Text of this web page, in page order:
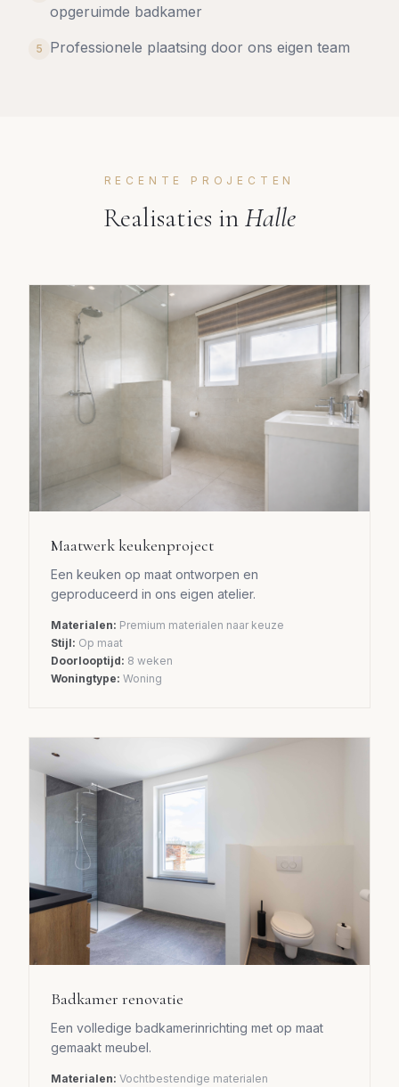
opgeruimde badkamer
5 Professionele plaatsing door ons eigen team
RECENTE PROJECTEN
Realisaties inHalle
Maatwerk keukenproject
Een keuken op maat ontworpen en
geproduceerd in ons eigen atelier.
Materialen: Premium materialen naar keuze
Stijl: Op maat
Doorlooptijd: 8 weken
Woningtype: Woning
Badkamer renovatie
Een volledige badkamerinrichting met op maat
gemaakt meubel.
Materialen: Vochtbestendige materialen